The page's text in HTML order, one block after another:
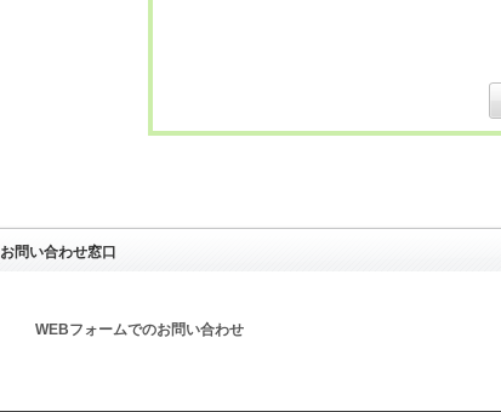
お問い合わせ窓口
WEBフォームでのお問い合わせ